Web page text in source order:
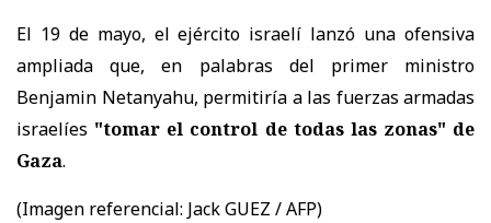
El 19 de mayo, el ejército israelí lanzó una ofensiva
ampliada que, en palabras del primer ministro
Benjamin Netanyahu, permitiría a las fuerzas armadas
israelíes "tomar el control de todas las zonas" de
Gaza.
(Imagen referencial: Jack GUEZ / AFP)